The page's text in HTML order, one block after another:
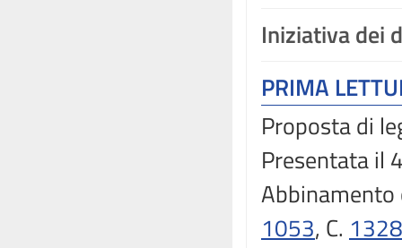
Iniziativa dei
PRIMA
Proposta di
Presentata il
Abbinamento
1053, C. 1328